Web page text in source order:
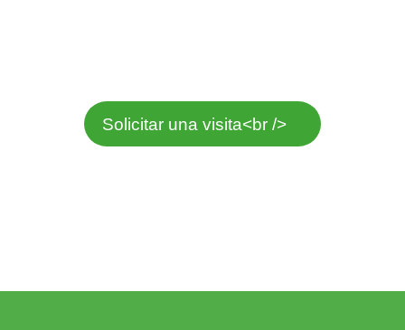
Solicitar una visita<br />